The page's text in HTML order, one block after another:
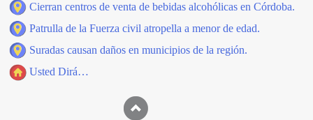
Cierran centros de venta de bebidas alcohólicas en Córdoba.
Patrulla de la Fuerza civil atropella a menor de edad.
Suradas causan daños en municipios de la región.
Usted Dirá…